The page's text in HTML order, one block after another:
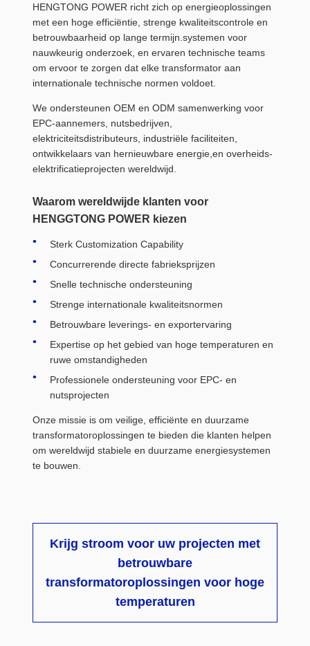
HENGTONG POWER richt zich op energieoplossingen
met een hoge efficiëntie, strenge kwaliteitscontrole en
betrouwbaarheid op lange termijn.systemen voor
nauwkeurig onderzoek, en ervaren technische teams
om ervoor te zorgen dat elke transformator aan
internationale technische normen voldoet.
We ondersteunen OEM en ODM samenwerking voor
EPC-aannemers, nutsbedrijven,
elektriciteitsdistributeurs, industriële faciliteiten,
ontwikkelaars van hernieuwbare energie,en overheids-
elektrificatieprojecten wereldwijd.
Waarom wereldwijde klanten voor
HENGGTONG POWER kiezen
Sterk Customization Capability
Concurrerende directe fabrieksprijzen
Snelle technische ondersteuning
Strenge internationale kwaliteitsnormen
Betrouwbare leverings- en exportervaring
Expertise op het gebied van hoge temperaturen en
ruwe omstandigheden
Professionele ondersteuning voor EPC- en
nutsprojecten
Onze missie is om veilige, efficiënte en duurzame
transformatoroplossingen te bieden die klanten helpen
om wereldwijd stabiele en duurzame energiesystemen
te bouwen.
Krijg stroom voor uw projecten met
betrouwbare
transformatoroplossingen voor hoge
temperaturen